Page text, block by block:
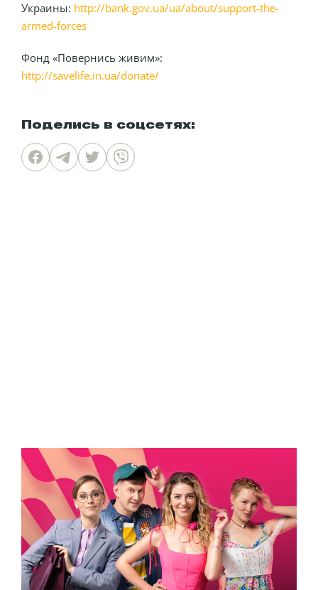
Украины: http://bank.gov.ua/ua/about/support-the-
armed-forces
Фонд «Повернись живим»:
http://savelife.in.ua/donate/
Поделись в соцсетях: